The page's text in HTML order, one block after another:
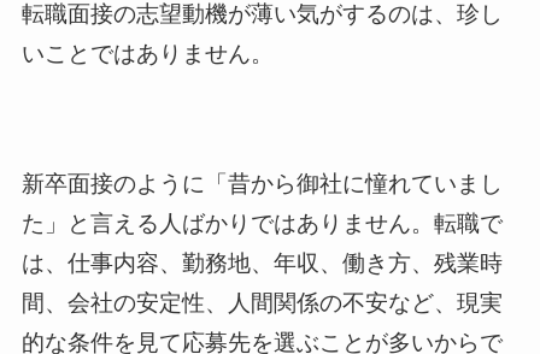
転職面接の志望動機が薄い気がするのは、珍し
いことではありません。
新卒面接のように「昔から御社に憧れていまし
た」と言える人ばかりではありません。転職で
は、仕事内容、勤務地、年収、働き方、残業時
間、会社の安定性、人間関係の不安など、現実
的な条件を見て応募先を選ぶことが多いからで